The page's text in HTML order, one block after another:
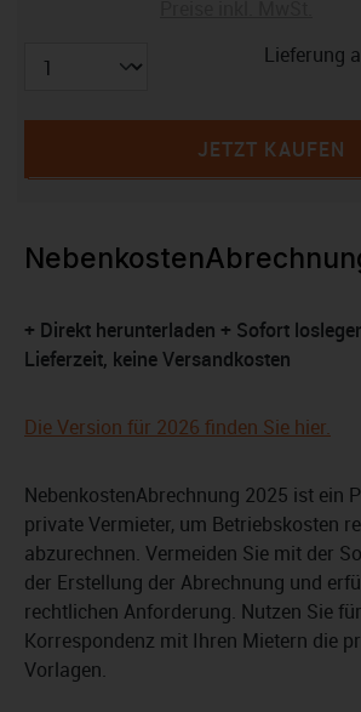
Lieferung
JETZT KAUFEN
+ Direkt herunterladen + Sofort
Lieferzeit, keine Versandkosten
Die Version für 2026 finden Sie hier.
NebenkostenAbrechnung 2025 ist ein
private Vermieter, um Betriebskosten
abzurechnen. Vermeiden Sie mit der
der Erstellung der Abrechnung und
rechtlichen Anforderung. Nutzen Sie
Korrespondenz mit Ihren Mietern die
Vorlagen.